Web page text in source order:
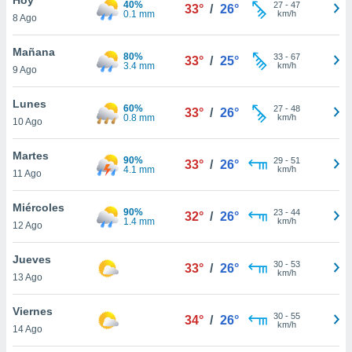
en
más
nuestra
de
cookies
aceptar
8 Ago
40%
0.1 mm
33° / 26° 27- 47
km/h
Mañana
9 Ago
80%
3.4 mm
33° / 25° 33- 67
km/h
Lunes
10 Ago
60%
0.8 mm
33° / 26° 27- 48
km/h
Martes
11 Ago
90%
4.1 mm
33° / 26° 29- 51
km/h
Miércoles
12 Ago
90%
1.4 mm
32° / 26° 23- 44
km/h
Jueves
13 Ago
33° / 26° 30- 53
km/h
Viernes
14 Ago
34° / 26° 30- 55
km/h